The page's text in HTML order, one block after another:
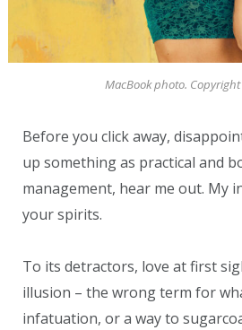
MacBook photo. Copyright
Before you click away,
up something as practical and
management, hear me out. My
your spirits.
To its detractors, love at first
illusion – the wrong term for
infatuation, or a way to